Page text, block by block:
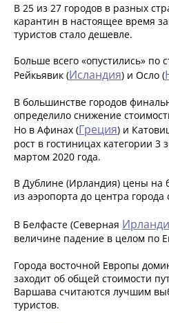
В 25 из 27 городов в разных
карантин в настоящее время
туристов стало дешевле.
Больше всего «опустились» по
Рейкьявик (Исландия) и Осло (
В большинстве городов
определило снижение
Но в Афинах (Греция) и
рост в гостиницах категории
мартом 2020 года.
В Дублине (Ирландия) цены на
из аэропорта до центра
В Белфасте (Северная
величине падение в целом по
Города восточной Европы
заходит об общей стоимости
Варшава считаются лучшим
туристов.